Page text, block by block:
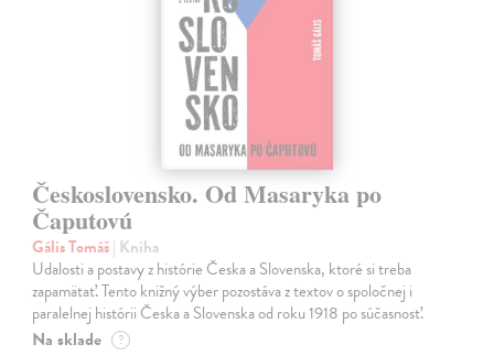
Československo. Od Masaryka po
Čaputovú
Gális Tomáš| Kniha
Udalosti a postavy z histórie Česka a Slovenska, ktoré si treba
zapamätať. Tento knižný výber pozostáva z textov o spoločnej i
paralelnej histórii Česka a Slovenska od roku 1918 po súčasnosť.
Na sklade ?